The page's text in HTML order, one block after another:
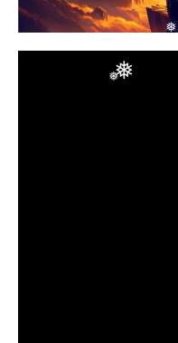
❅
❅